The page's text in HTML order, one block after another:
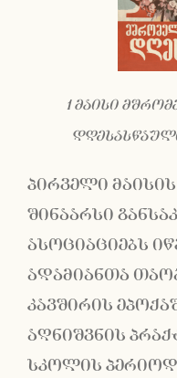
1 მაისი
პირველი
შინაარსი
ასოციაციებს
ადამიანთა
კავშირის
აღნიშვნის
სკოლის